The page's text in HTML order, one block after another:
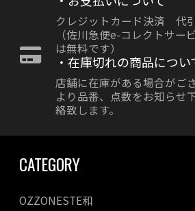
クレジットカード決済 代
（佐川急便e-コレクトサー
は無料です）
・在庫切れの商品につい
店舗に在庫がある場合がご
より品番、点数をお知らせ
絡致します。
CATEGORY
OZZONESTE和